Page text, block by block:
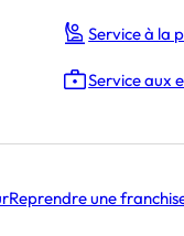
Service à la
Service aux
Reprendre une
son lounge hawaïen